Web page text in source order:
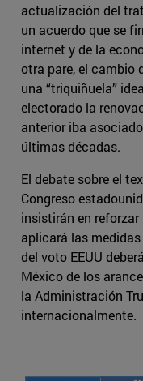
actualización del
un acuerdo que se
internet y de la
otra pare, el cambio
una “triquiñuela”
electorado la
anterior iba
últimas décadas.
El debate sobre el
Congreso
insistirán en
aplicará las
del voto EEUU
México de los
la Administración
internacionalmente.